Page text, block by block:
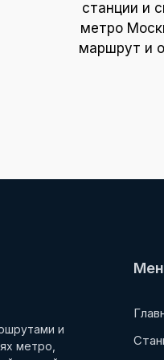
станции и
метро
маршрут и
и
метро,